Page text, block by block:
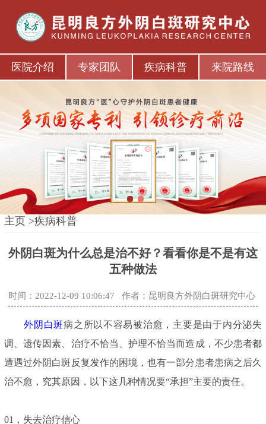
医院介绍 专家团队 疾病科普 来院路线
主页 >疾病科普
外阴白斑为什么总是治不好？看看你是不是有这
五种做法
时间：2022-12-09 10:06:47 作者：昆明良方外阴白斑研究中心
外阴白斑病之所以不容易被治愈，主要是由于内分泌失
调、遗传因素、治疗不恰当、护理不恰当而造成，不少患者都
遭遇过外阴白斑反复发作的困境，也有一部分患者患病之后久
治不愈，究其原因，以下这几种情况要“承担”主要的责任。
01，失去治疗信心